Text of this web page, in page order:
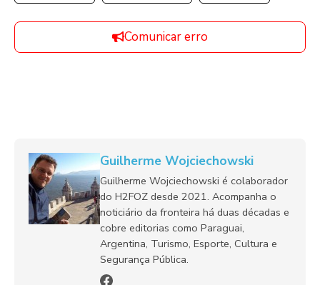
Comunicar erro
Guilherme Wojciechowski
Guilherme Wojciechowski é colaborador
do H2FOZ desde 2021. Acompanha o
noticiário da fronteira há duas décadas e
cobre editorias como Paraguai,
Argentina, Turismo, Esporte, Cultura e
Segurança Pública.